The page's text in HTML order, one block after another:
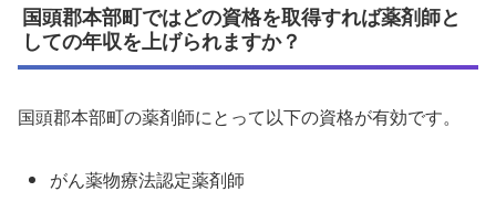
国頭郡本部町ではどの資格を取得すれば薬剤師と
しての年収を上げられますか？
国頭郡本部町の薬剤師にとって以下の資格が有効です。
がん薬物療法認定薬剤師